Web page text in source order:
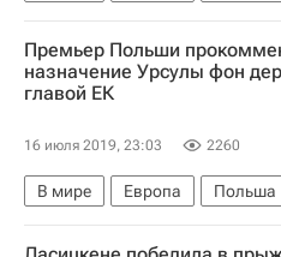
Олег Морозов
Урсула фон
Россия
Премьер Польши
назначение Урсулы фон
главой ЕК
16 июля 2019, 23:03 2260
В мире Европа Польша
Урсула фон дер Ляйен